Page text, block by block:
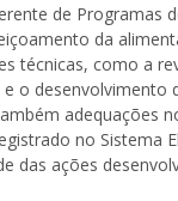
de Programas
da
técnicas, como a
o desenvolvimento
adequações
no Sistema
das ações